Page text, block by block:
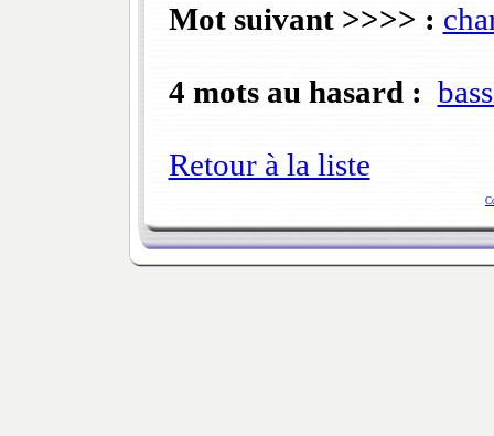
Mot suivant >>>> :
4 mots au hasard :
Retour à la liste